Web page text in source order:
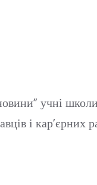
учні
і кар’єрних